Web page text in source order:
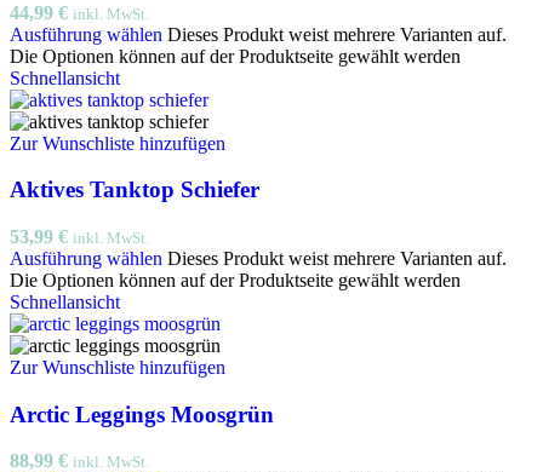
44,99 € inkl. MwSt.
Ausführung wählen Dieses Produkt weist mehrere Varianten auf.
Die Optionen können auf der Produktseite gewählt werden
Schnellansicht
Zur Wunschliste hinzufügen
Aktives Tanktop Schiefer
53,99 € inkl. MwSt.
Ausführung wählen Dieses Produkt weist mehrere Varianten auf.
Die Optionen können auf der Produktseite gewählt werden
Schnellansicht
Zur Wunschliste hinzufügen
Arctic Leggings Moosgrün
88,99 € inkl. MwSt.